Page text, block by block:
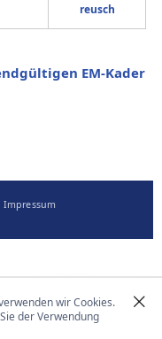
reusch
EM-Kader
Impressum
wir Cookies.
der Verwendung